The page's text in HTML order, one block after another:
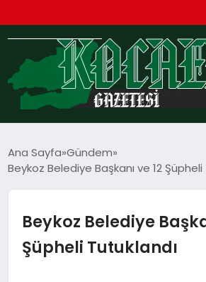
TEKNOLOJI
EKONOMI
SPOR
Ana Sayfa Gündem
Beykoz Belediye Başkanı ve 12 Şüpheli
Beykoz Belediye
Şüpheli Tutuklandı